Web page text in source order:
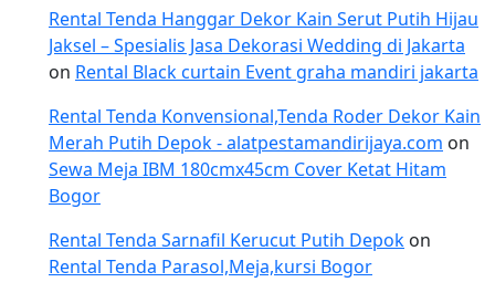
Rental Tenda Hanggar Dekor Kain Serut Putih Hijau
Jaksel – Spesialis Jasa Dekorasi Wedding di Jakarta
on Rental Black curtain Event graha mandiri jakarta
Rental Tenda Konvensional,Tenda Roder Dekor Kain
Merah Putih Depok - alatpestamandirijaya.com on
Sewa Meja IBM 180cmx45cm Cover Ketat Hitam
Bogor
Rental Tenda Sarnafil Kerucut Putih Depok on
Rental Tenda Parasol,Meja,kursi Bogor